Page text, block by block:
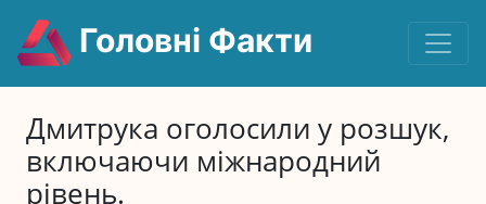
Головні Факти
Дмитрука оголосили у розшук,
включаючи міжнародний
рівень.